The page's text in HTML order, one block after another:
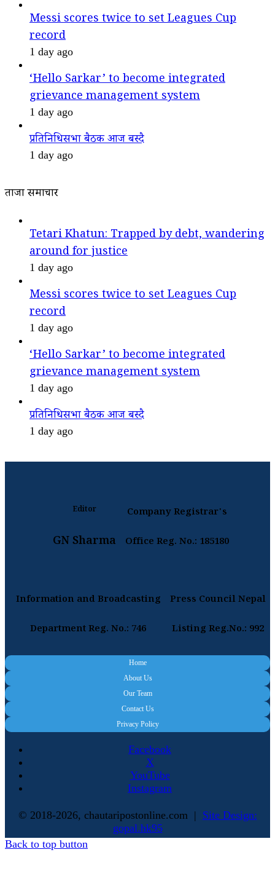
Messi scores twice to set Leagues Cup
record
1 day ago
‘Hello Sarkar’ to become integrated
grievance management system
1 day ago
प्रतिनिधिसभा बैठक आज बस्दै
1 day ago
ताजा समाचार
Tetari Khatun: Trapped by debt, wandering
around for justice
1 day ago
Messi scores twice to set Leagues Cup
record
1 day ago
‘Hello Sarkar’ to become integrated
grievance management system
1 day ago
प्रतिनिधिसभा बैठक आज बस्दै
1 day ago
Editor
GN Sharma
Company Registrar's
Office Reg. No.: 185180
Information and Broadcasting
Department Reg. No.: 746
Press Council Nepal
Listing Reg.No.: 992
Home
About Us
Our Team
Contact Us
Privacy Policy
Facebook
X
YouTube
Instagram
© 2018-2026, chautaripostonline.com | Site Design:
gopal.hk95
Back to top button